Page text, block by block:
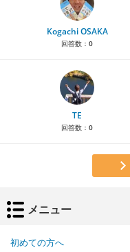
Kogachi OSAKA
回答数： 0
TE
回答数： 0
メニュー
初めての方へ